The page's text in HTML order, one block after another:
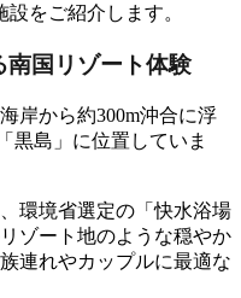
をご紹介します。
南国リゾート体験
岸から約300m沖合に浮
黒島」に位置していま
環境省選定の「快水浴場
ゾート地のような穏やか
連れやカップルに最適な